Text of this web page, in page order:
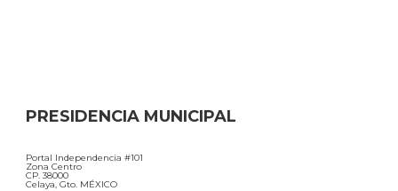
PRESIDENCIA MUNICIPAL
Portal Independencia #101
Zona Centro
CP. 38000
Celaya, Gto. MÉXICO